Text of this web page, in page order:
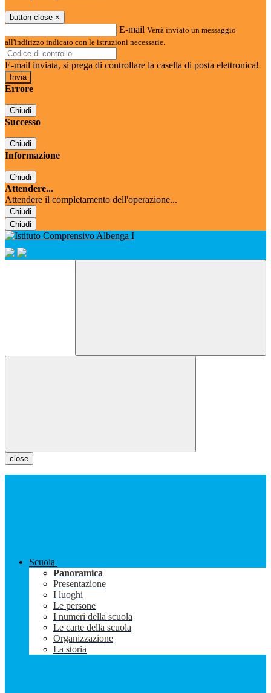
button close ×
E-mail Verrà inviato un messaggio
all'indirizzo indicato con le istruzioni necessarie.
E-mail inviata, si prega di controllare la casella di posta elettronica!
Errore
Chiudi
Successo
Chiudi
Informazione
Chiudi
Attendere...
Attendere il completamento dell'operazione...
Chiudi
Chiudi
close
Scuola
Panoramica
Presentazione
I luoghi
Le persone
I numeri della scuola
Le carte della scuola
Organizzazione
La storia